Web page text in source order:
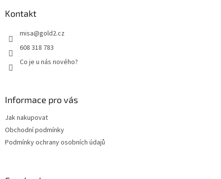
Kontakt
misa@gold2.cz
608 318 783
Co je u nás nového?
Informace pro vás
Jak nakupovat
Obchodní podmínky
Podmínky ochrany osobních údajů